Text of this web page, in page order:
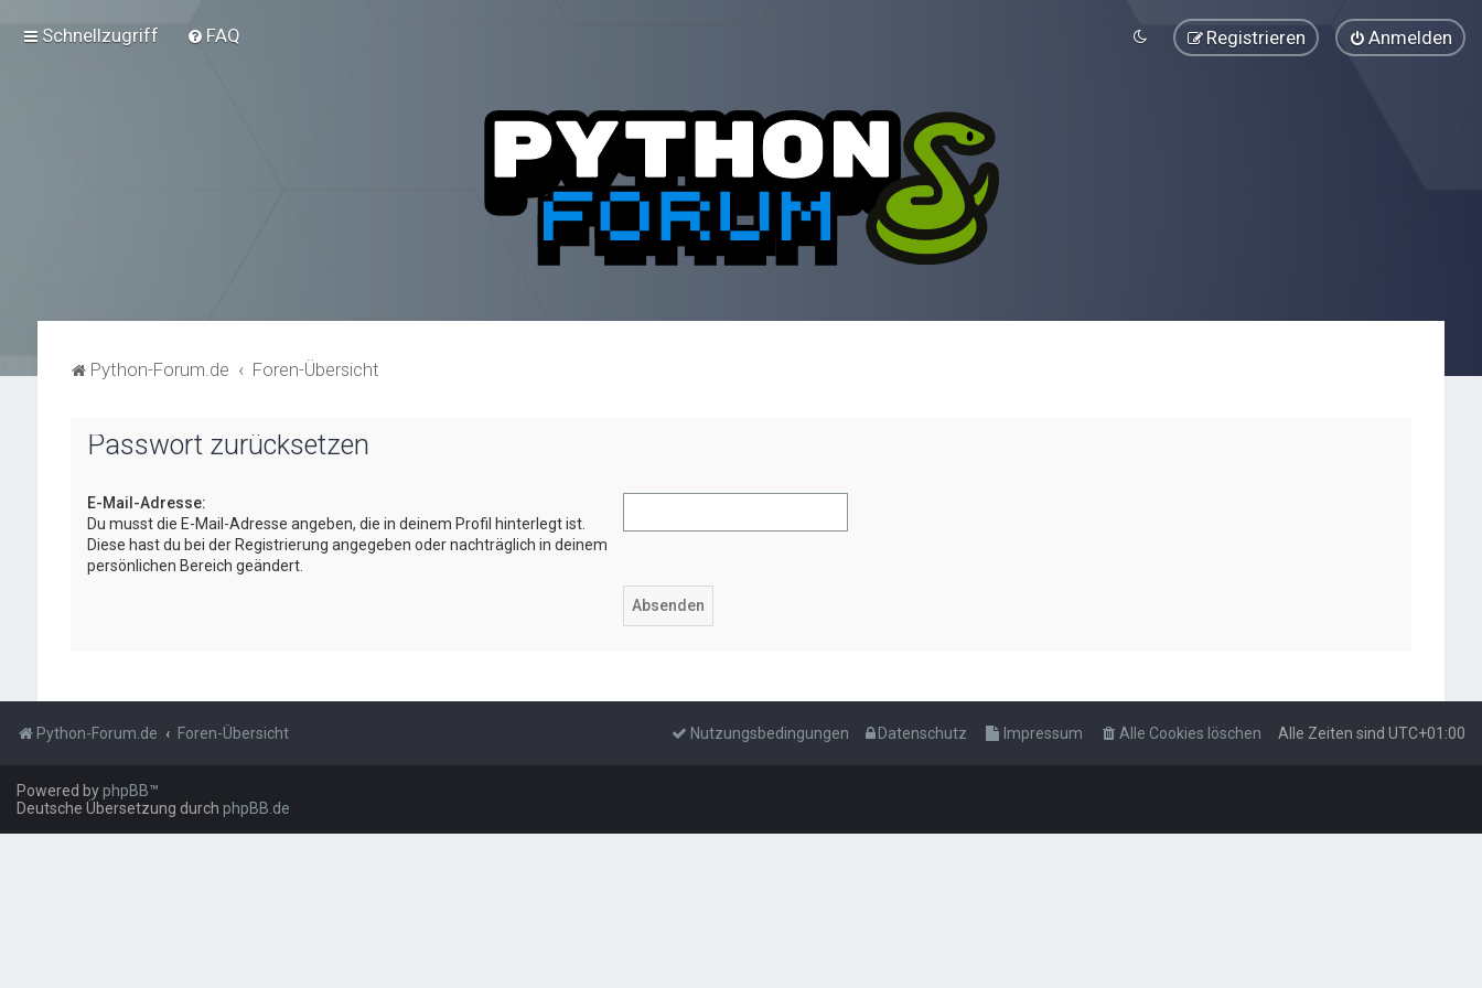
Schnellzugriff FAQ Anmelden
Registrieren
Python-Forum.de Foren-Übersicht
Passwort zurücksetzen
E-Mail-Adresse:
Du musst die E-Mail-Adresse angeben, die in deinem Profil hinterlegt ist.
Diese hast du bei der Registrierung angegeben oder nachträglich in deinem
persönlichen Bereich geändert.
Python-Forum.de Foren-Übersicht Alle Zeiten sind UTC+01:00
Alle Cookies löschen
Impressum
Datenschutz
Nutzungsbedingungen
Powered byphpBB™
Deutsche Übersetzung durch phpBB.de